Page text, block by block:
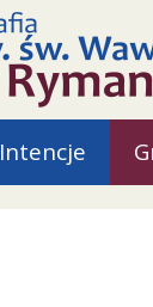
Intencje